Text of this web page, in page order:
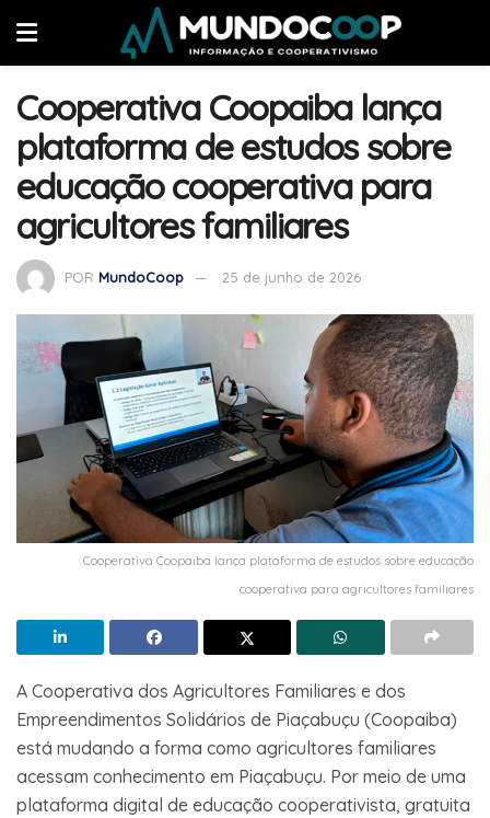
Cooperativa Coopaiba lança
plataforma de estudos sobre
educação cooperativa para
agricultores familiares
POR MundoCoop 25 de junho de 2026
Cooperativa Coopaiba lança plataforma de estudos sobre educação
cooperativa para agricultores familiares
A Cooperativa dos Agricultores Familiares e dos
Empreendimentos Solidários de Piaçabuçu (Coopaiba)
está mudando a forma como agricultores familiares
acessam conhecimento em Piaçabuçu. Por meio de uma
plataforma digital de educação cooperativista, gratuita